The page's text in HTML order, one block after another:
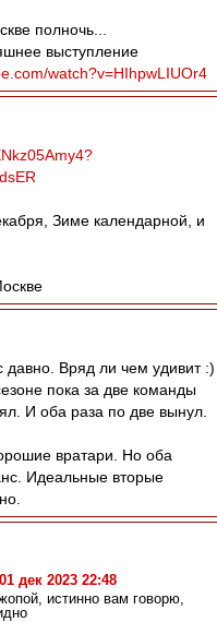
полночь...
выступление
watch?v=HIhpwLIUOr4
Зиме календарной, и
давно. Вряд ли чем удивит :)
пока за две команды
И оба раза по две вынул.
вратари. Но оба
Идеальные вторые
дек 2023 22:48
истинно вам говорю,